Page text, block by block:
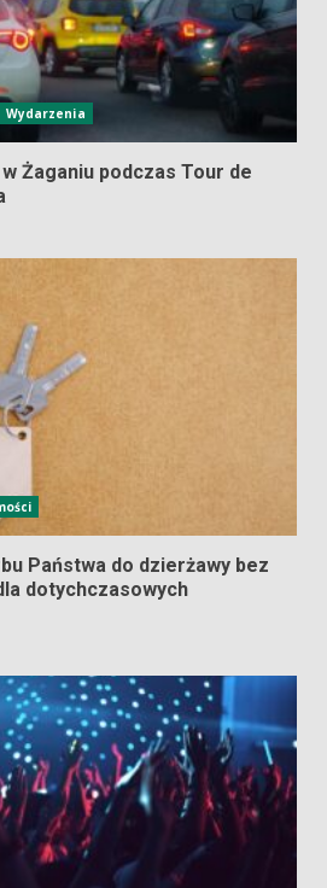
Wydarzenia
Żaganiu podczas Tour de
Państwa do dzierżawy bez
dotychczasowych